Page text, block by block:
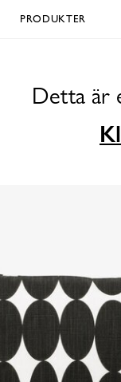
PRODUKTER
Detta är